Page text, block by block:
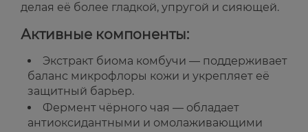
делая её более гладкой, упругой и сияющей.
Активные компоненты:
Экстракт биома комбучи — поддерживает
баланс микрофлоры кожи и укрепляет её
защитный барьер.
Фермент чёрного чая — обладает
антиоксидантными и омолаживающими